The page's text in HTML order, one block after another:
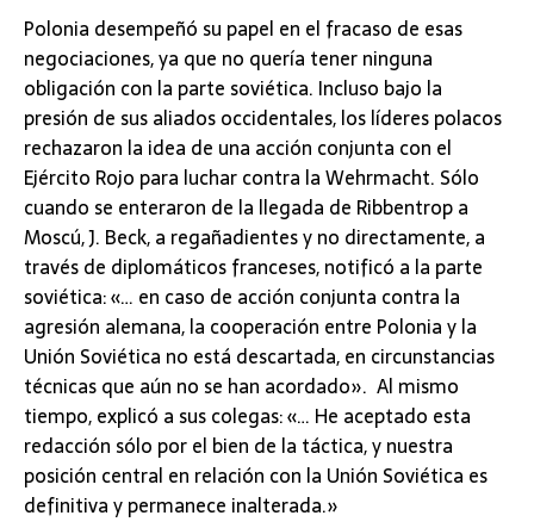
Polonia desempeñó su papel en el fracaso de esas
negociaciones, ya que no quería tener ninguna
obligación con la parte soviética. Incluso bajo la
presión de sus aliados occidentales, los líderes polacos
rechazaron la idea de una acción conjunta con el
Ejército Rojo para luchar contra la Wehrmacht. Sólo
cuando se enteraron de la llegada de Ribbentrop a
Moscú, J. Beck, a regañadientes y no directamente, a
través de diplomáticos franceses, notificó a la parte
soviética: «… en caso de acción conjunta contra la
agresión alemana, la cooperación entre Polonia y la
Unión Soviética no está descartada, en circunstancias
técnicas que aún no se han acordado». Al mismo
tiempo, explicó a sus colegas: «… He aceptado esta
redacción sólo por el bien de la táctica, y nuestra
posición central en relación con la Unión Soviética es
definitiva y permanece inalterada.»